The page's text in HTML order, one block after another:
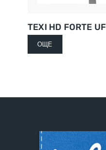
TEXI HD FORTE UF
ОЩЕ